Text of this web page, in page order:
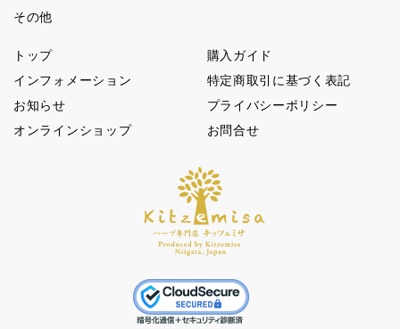
その他
トップ
インフォメーション
お知らせ
オンラインショップ
購入ガイド
特定商取引に基づく表記
プライバシーポリシー
お問合せ